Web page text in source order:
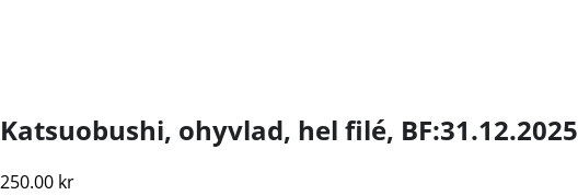
Katsuobushi, ohyvlad, hel filé, BF:31.12.2025
250.00 kr